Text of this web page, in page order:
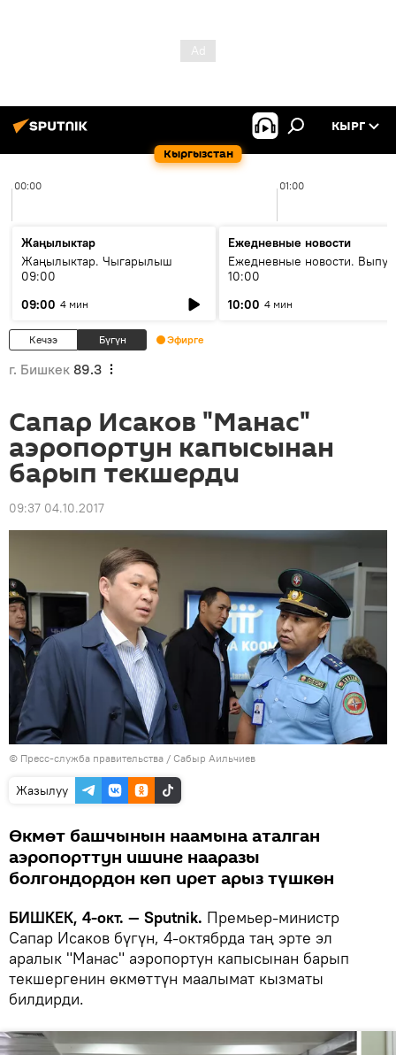
Кыргызстан
КЫРГ
00:00 01:00
Жаңылыктар
Жаңылыктар. Чыгарылыш
09:00
09:00 4 мин
Ежедневные новости
Ежедневные новости.
10:00
10:00 4 мин
Кечээ Бүгүн Эфирге
г. Бишкек 89.3
Сапар Исаков "Манас"
аэропортун капысынан
барып текшерди
09:37 04.10.2017
© Пресс-служба правительства / Сабыр Аильчиев
Жазылуу
Өкмөт башчынын наамына аталган
аэропорттун ишине нааразы
болгондордон көп ирет арыз түшкөн
БИШКЕК, 4-окт. — Sputnik. Премьер-министр
Сапар Исаков бүгүн, 4-октябрда таң эрте эл
аралык "Манас" аэропортун капысынан барып
текшергенин өкмөттүн маалымат кызматы
билдирди.